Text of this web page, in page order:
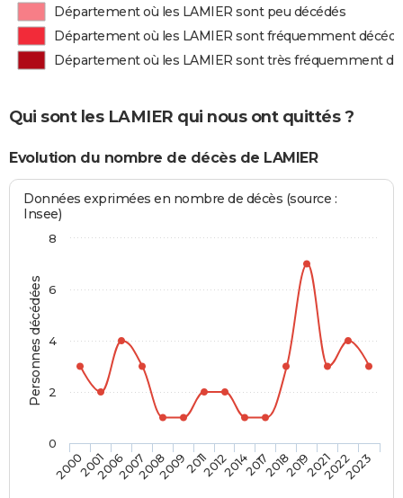
Département où les LAMIER sont peu décédés
Département où les LAMIER sont fréquemment
Département où les LAMIER sont très fréquemment
Qui sont les LAMIER qui nous ont quittés ?
Evolution du nombre de décès de LAMIER
Personnes décédées
Données exprimées en nombre de décès (source :
Insee)
200020012006200720082009201120122014201720182019202120222023
0
2
4
6
8